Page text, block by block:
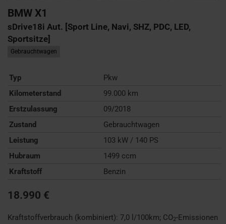
BMW X1
sDrive18i Aut. [Sport Line, Navi, SHZ, PDC, LED,
Sportsitze]
Gebrauchtwagen
Typ
Pkw
Kilometerstand
99.000 km
Erstzulassung
09/2018
Zustand
Gebrauchtwagen
Leistung
103 kW / 140 PS
Hubraum
1499 ccm
Kraftstoff
Benzin
18.990 €
Kraftstoffverbrauch (kombiniert): 7,0 l/100km; CO2-Emissionen